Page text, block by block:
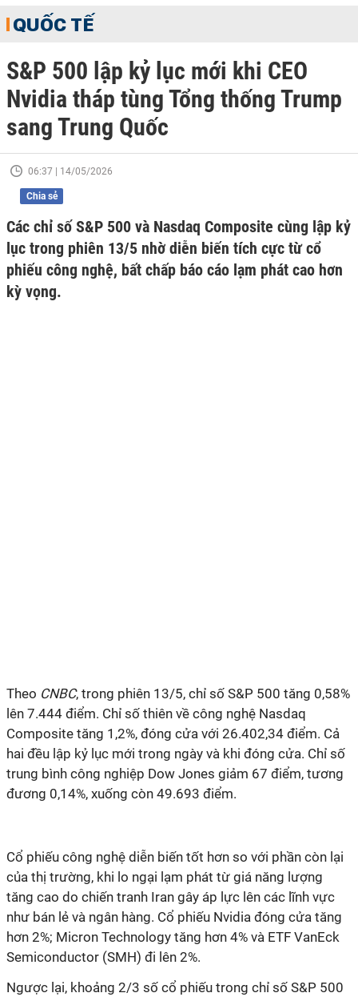
QUỐC TẾ
S&P 500 lập kỷ lục mới khi CEO
Nvidia tháp tùng Tổng thống Trump
sang Trung Quốc
06:37 | 14/05/2026
Chia sẻ
Các chỉ số S&P 500 và Nasdaq Composite cùng lập kỷ
lục trong phiên 13/5 nhờ diễn biến tích cực từ cổ
phiếu công nghệ, bất chấp báo cáo lạm phát cao hơn
kỳ vọng.
Theo CNBC, trong phiên 13/5, chỉ số S&P 500 tăng 0,58%
lên 7.444 điểm. Chỉ số thiên về công nghệ Nasdaq
Composite tăng 1,2%, đóng cửa với 26.402,34 điểm. Cả
hai đều lập kỷ lục mới trong ngày và khi đóng cửa. Chỉ số
trung bình công nghiệp Dow Jones giảm 67 điểm, tương
đương 0,14%, xuống còn 49.693 điểm.
Cổ phiếu công nghệ diễn biến tốt hơn so với phần còn lại
của thị trường, khi lo ngại lạm phát từ giá năng lượng
tăng cao do chiến tranh Iran gây áp lực lên các lĩnh vực
như bán lẻ và ngân hàng. Cổ phiếu Nvidia đóng cửa tăng
hơn 2%; Micron Technology tăng hơn 4% và ETF VanEck
Semiconductor (SMH) đi lên 2%.
Ngược lại, khoảng 2/3 số cổ phiếu trong chỉ số S&P 500